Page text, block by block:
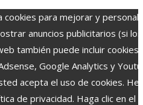
para mejorar y
anuncios publicitarios (si los
también puede incluir cookies
Google Analytics y
acepta el uso de cookies.
de privacidad. Haga clic en el